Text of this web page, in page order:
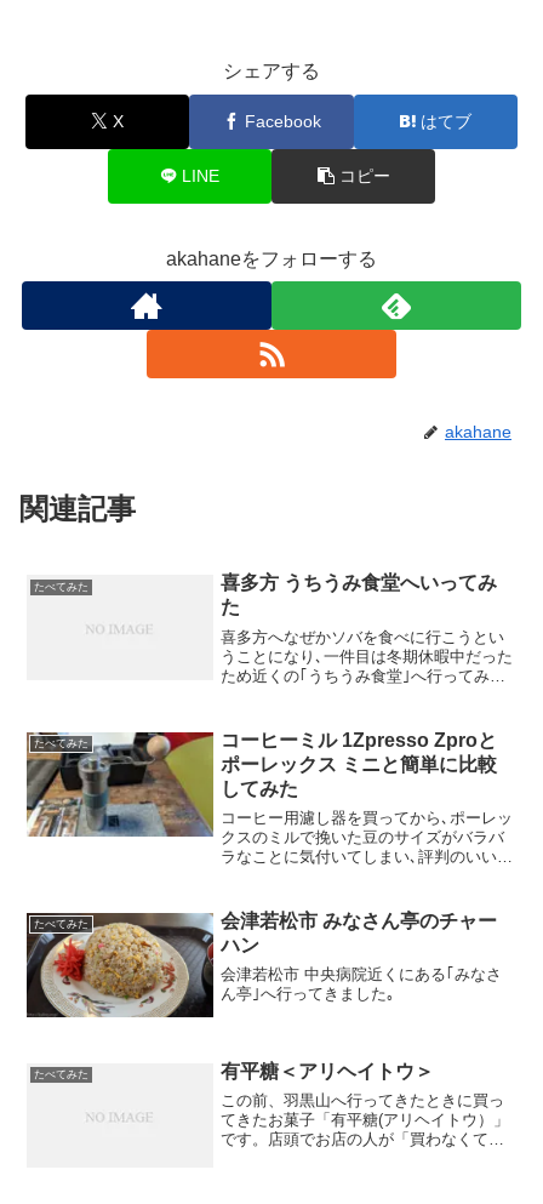
シェアする
X Facebook はてブ
LINE コピー
akahaneをフォローする
akahane
関連記事
たべてみた
喜多方 うちうみ食堂へいってみ
た
喜多方へなぜかソバを食べに行こうとい
うことになり､一件目は冬期休暇中だった
ため近くの｢うちうみ食堂｣へ行ってみま
たべてみた
コーヒーミル 1Zpresso Zproと
ポーレックス ミニと簡単に比較
してみた
コーヒー用濾し器を買ってから､ポーレッ
クスのミルで挽いた豆のサイズがバラバ
ラなことに気付いてしまい､評判のいい
にしてみました｡
たべてみた
会津若松市 みなさん亭のチャー
ハン
会津若松市 中央病院近くにある｢みなさ
ん亭｣へ行ってきました｡
たべてみた 有平糖＜アリヘイトウ＞
この前、羽黒山へ行ってきたときに買っ
てきたお菓子「有平糖(アリヘイトウ）」
です。店頭でお店の人が「買わなくてい